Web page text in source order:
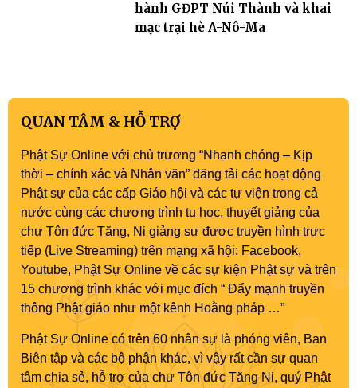
hành GĐPT Núi Thành và khai
mạc trại hè A-Nô-Ma
QUAN TÂM & HỖ TRỢ
Phật Sự Online với chủ trương “Nhanh chóng – Kịp
thời – chính xác và Nhân văn” đăng tải các hoạt động
Phật sự của các cấp Giáo hội và các tự viện trong cả
nước cùng các chương trình tu học, thuyết giảng của
chư Tôn đức Tăng, Ni giảng sư được truyền hình trực
tiếp (Live Streaming) trên mạng xã hội: Facebook,
Youtube, Phật Sự Online về các sự kiện Phật sự và trên
15 chương trình khác với mục đích “ Đẩy mạnh truyền
thông Phật giáo như một kênh Hoằng pháp …”
Phật Sự Online có trên 60 nhân sự là phóng viên, Ban
Biên tập và các bộ phận khác, vì vậy rất cần sự quan
tâm chia sẻ, hỗ trợ của chư Tôn đức Tăng Ni, quý Phật